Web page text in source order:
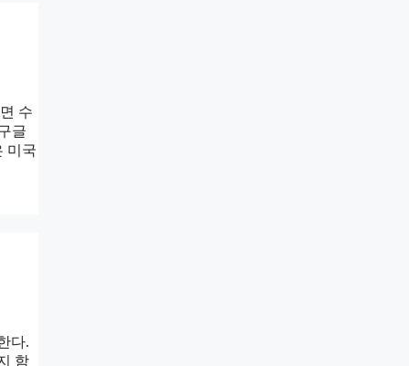
수
글
미국
다.
함